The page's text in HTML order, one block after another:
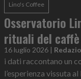
Lino's Coffee
Osservatorio
rituali del
16 luglio 2026 |
i dati raccontano un
l’esperienza vissuta